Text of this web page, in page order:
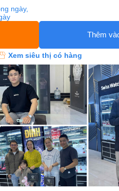
ngày,
Thêm
Xem siêu thị có hàng